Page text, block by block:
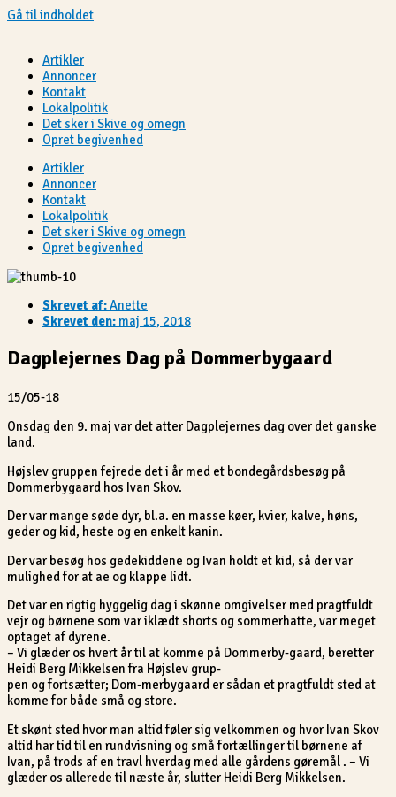
Gå til indholdet
Artikler
Annoncer
Kontakt
Lokalpolitik
Det sker i Skive og omegn
Opret begivenhed
Artikler
Annoncer
Kontakt
Lokalpolitik
Det sker i Skive og omegn
Opret begivenhed
Skrevet af:Anette
Skrevet den: maj 15, 2018
Dagplejernes Dag på Dommerbygaard
15/05-18
Onsdag den 9. maj var det atter Dagplejernes dag over det ganske
land.
Højslev gruppen fejrede det i år med et bondegårdsbesøg på
Dommerbygaard hos Ivan Skov.
Der var mange søde dyr, bl.a. en masse køer, kvier, kalve, høns,
geder og kid, heste og en enkelt kanin.
Der var besøg hos gedekiddene og Ivan holdt et kid, så der var
mulighed for at ae og klappe lidt.
Det var en rigtig hyggelig dag i skønne omgivelser med pragtfuldt
vejr og børnene som var iklædt shorts og sommerhatte, var meget
optaget af dyrene.
– Vi glæder os hvert år til at komme på Dommerby-gaard, beretter
Heidi Berg Mikkelsen fra Højslev grup-
pen og fortsætter; Dom-merbygaard er sådan et pragtfuldt sted at
komme for både små og store.
Et skønt sted hvor man altid føler sig velkommen og hvor Ivan Skov
altid har tid til en rundvisning og små fortællinger til børnene af
Ivan, på trods af en travl hverdag med alle gårdens gøremål . – Vi
glæder os allerede til næste år, slutter Heidi Berg Mikkelsen.